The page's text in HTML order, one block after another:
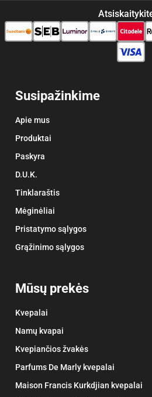
Susipažinkime
Apie mus
Produktai
Paskyra
D.U.K.
Tinklaraštis
Mėginėliai
Pristatymo sąlygos
Grąžinimo sąlygos
Mūsų prekės
Kvepalai
Namų kvapai
Kvepiančios žvakės
Parfums De Marly kvepalai
Maison Francis Kurkdjian kvepalai